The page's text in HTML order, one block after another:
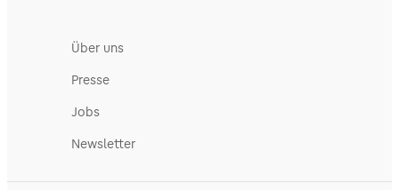
Über uns
Presse
Jobs
Newsletter